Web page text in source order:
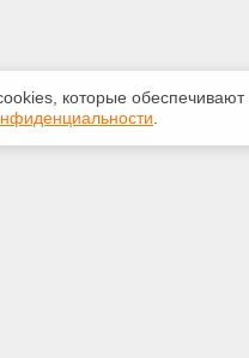
которые обеспечивают
.